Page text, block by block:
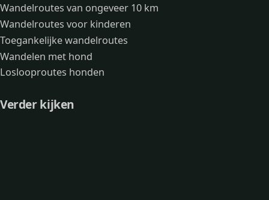
Wandelroutes van ongeveer 10 km
Wandelroutes voor kinderen
Toegankelijke wandelroutes
Wandelen met hond
Loslooproutes honden
Verder kijken